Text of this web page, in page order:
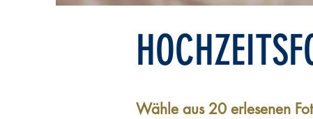
Wähle aus 20 erlesenen